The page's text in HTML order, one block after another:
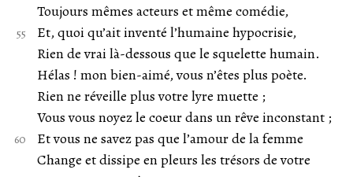
Toujours mêmes acteurs et même comédie,
Et, quoi qu’ait inventé l’humaine hypocrisie,
Rien de vrai là-dessous que le squelette humain.
Hélas ! mon bien-aimé, vous n’êtes plus poète.
Rien ne réveille plus votre lyre muette ;
Vous vous noyez le coeur dans un rêve inconstant ;
Et vous ne savez pas que l’amour de la femme
Change et dissipe en pleurs les trésors de votre